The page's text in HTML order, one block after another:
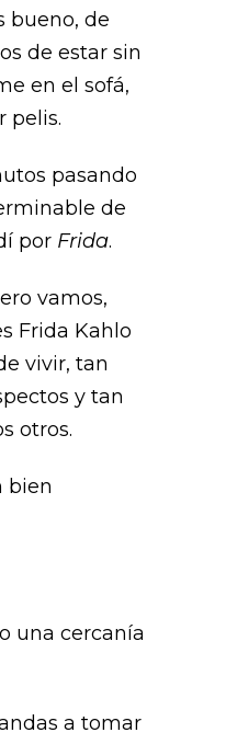
bueno, de
de estar sin
en el sofá,
pelis.
pasando
de
por Frida.
vamos,
Frida Kahlo
vivir, tan
y tan
otros.
bien
una cercanía
a tomar